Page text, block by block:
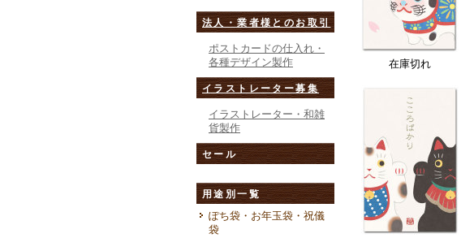
法人・業者様とのお取引
ポストカードの仕入れ・
各種デザイン製作
イラストレーター募集
イラストレーター・和雑
貨製作
セール
用途別一覧
ぽち袋・お年玉袋・祝儀
袋
在庫切れ